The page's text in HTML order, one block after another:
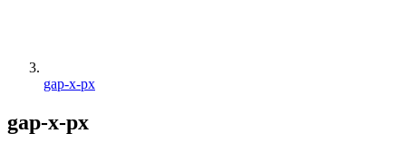
gap-x-px
gap-x-px